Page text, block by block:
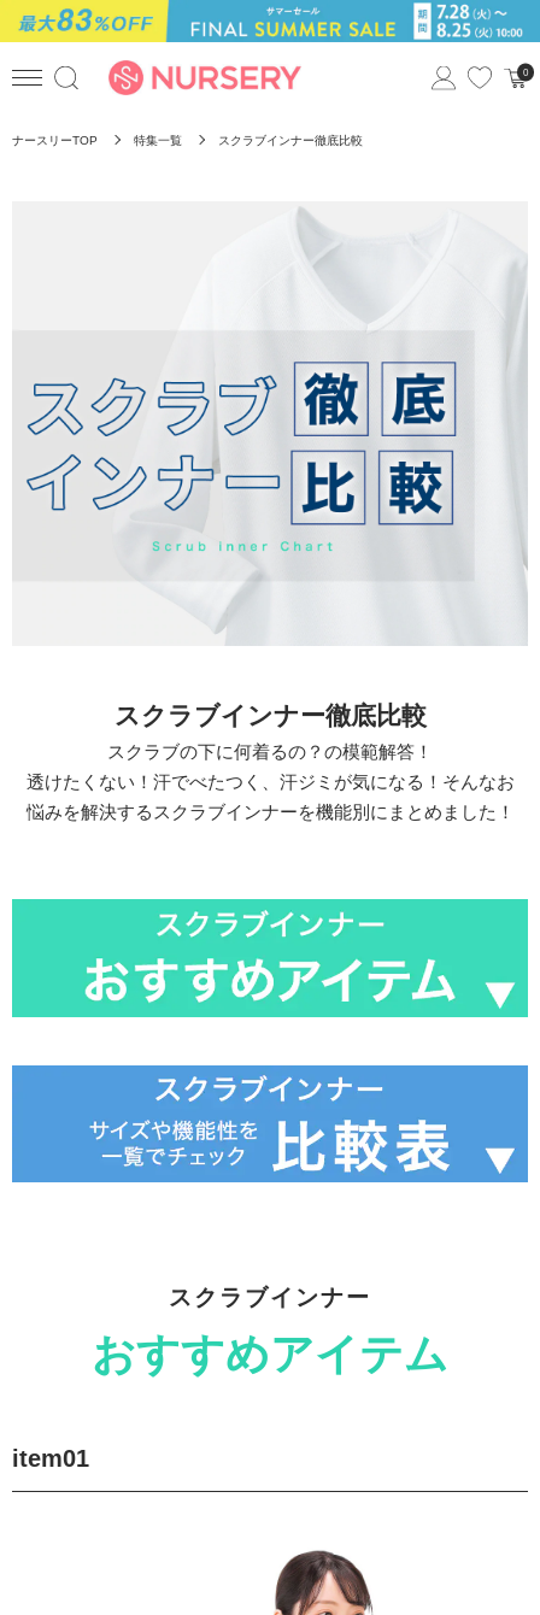
0
ナースリーTOP 特集一覧 スクラブインナー徹底比較
スクラブインナー徹底比較
スクラブの下に何着るの？の模範解答！
透けたくない！汗でべたつく、汗ジミが気になる！そんなお
悩みを解決するスクラブインナーを機能別にまとめました！
スクラブインナー
おすすめアイテム
item01